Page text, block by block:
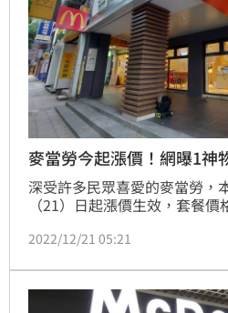
麥當勞今起漲價！網曝1神
深受許多民眾喜愛的麥當勞，
（21）日起漲價生效，套餐
法」，就連員工也認證「這樣
2022/12/21 05:21